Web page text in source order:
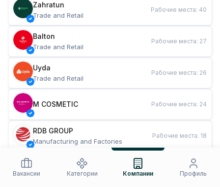
Zahratun
Trade and Retail
Рабочие места: 40
Balton
Trade and Retail
Рабочие места: 27
Uyda
Trade and Retail
Рабочие места: 26
M COSMETIC Рабочие места: 24
RDB GROUP
Manufacturing and Factories
Рабочие места: 18
Restaurants and Fast Food
Рабочие места
Вакансии
Категории Компании Профиль